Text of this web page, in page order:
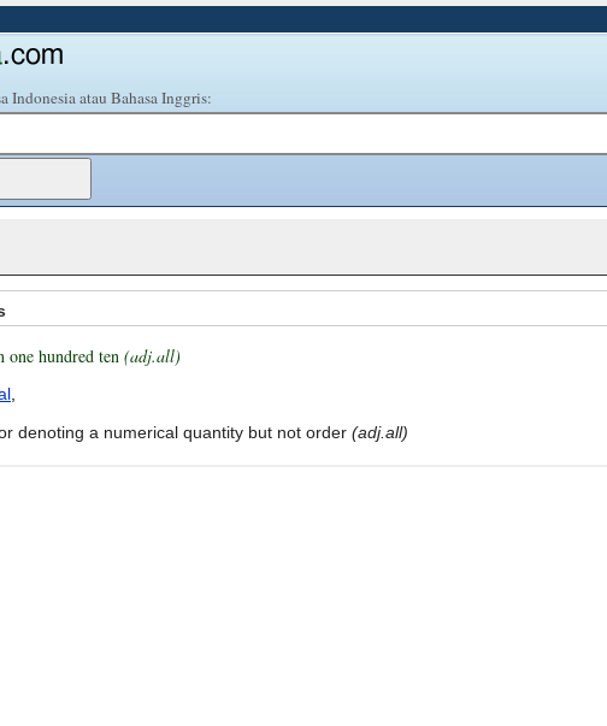
Indonesia atau Bahasa Inggris:
one hundred ten (adj.all)
,
denoting a numerical quantity but not order (adj.all)